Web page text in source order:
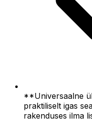
**Universaalne
praktiliselt igas
rakenduses ilma